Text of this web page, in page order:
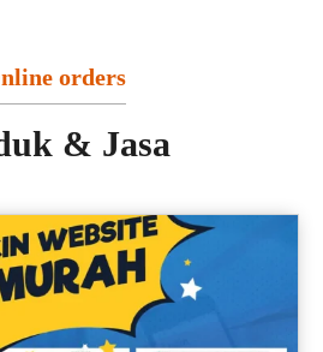
orders
& Jasa